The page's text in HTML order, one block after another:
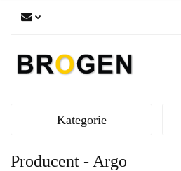
Kategorie
Producent - Argo